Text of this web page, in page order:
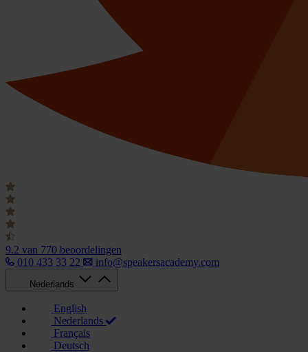
9.2 van 770 beoordelingen
010 433 33 22
info@speakersacademy.com
Nederlands
English
Nederlands
Français
Deutsch